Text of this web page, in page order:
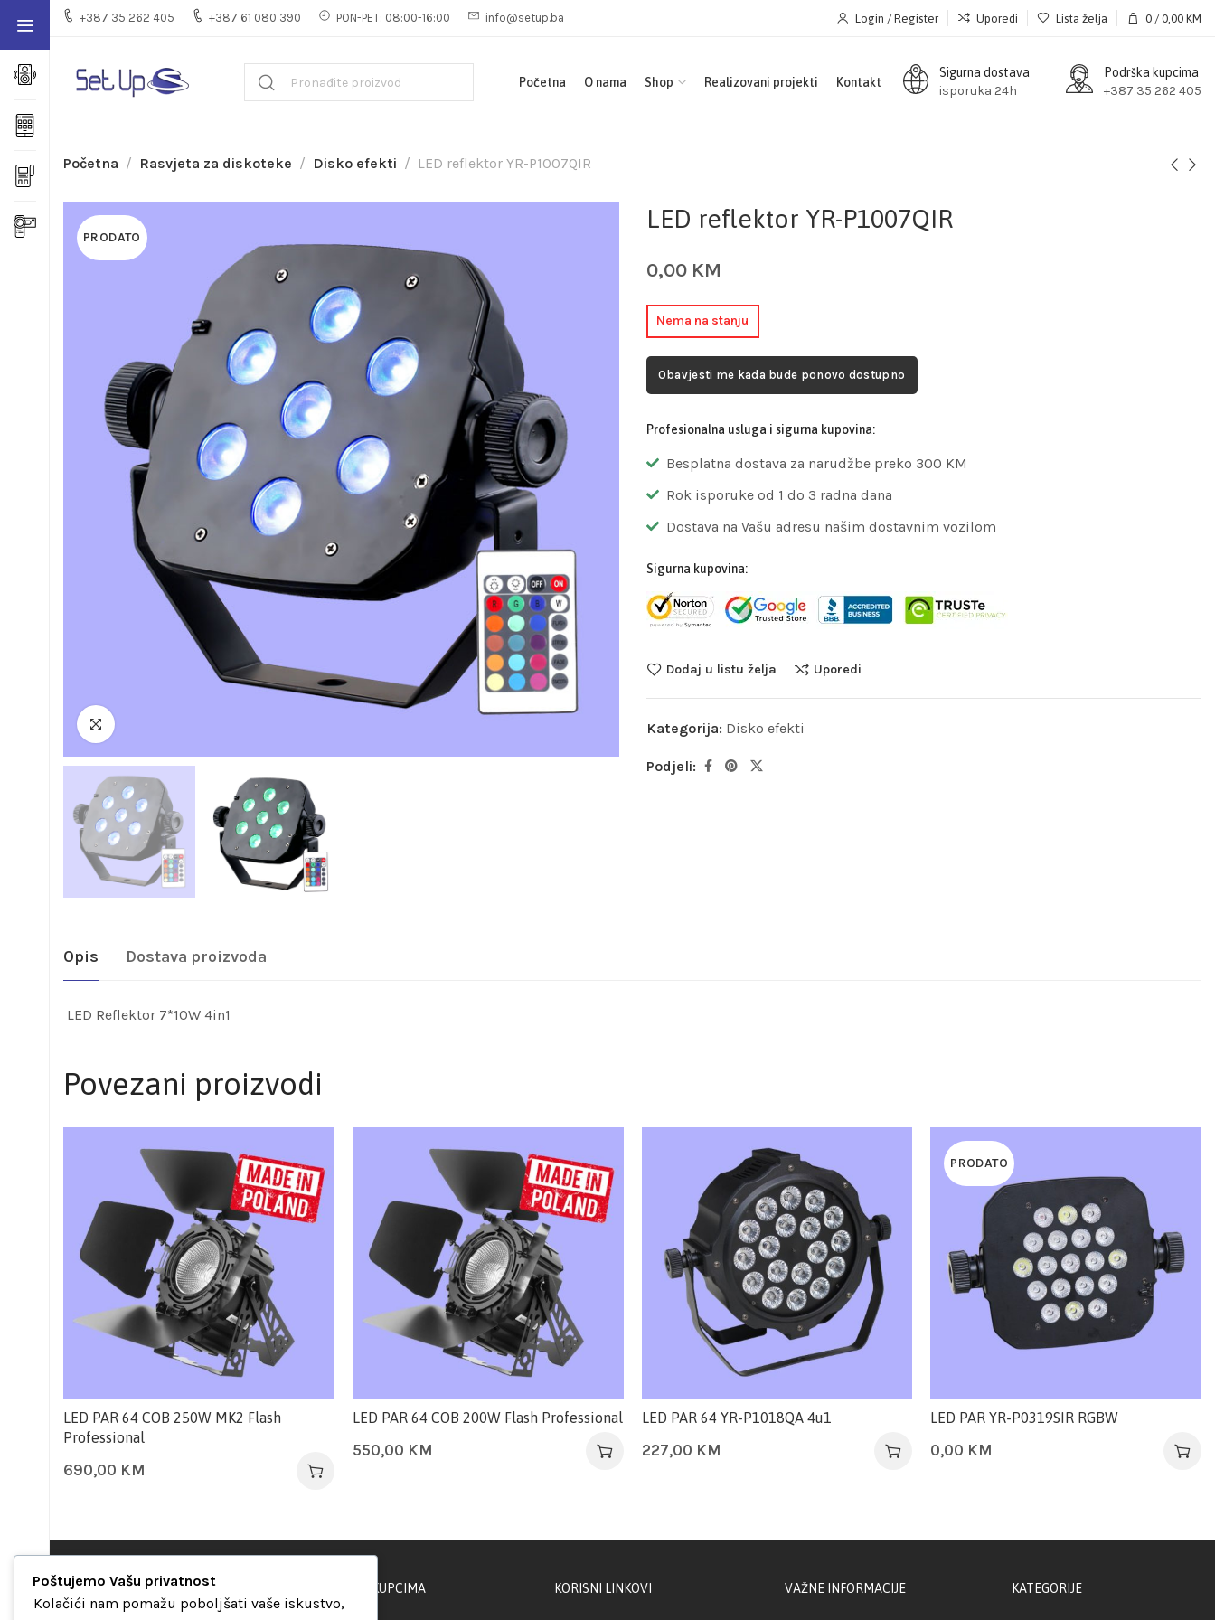
+387 35 262 405 +387 61 080 390 PON-PET: 08:00-16:00 info@setup.ba Login / Register Uporedi Lista želja 0 / 0,00 KM
Početna O nama Shop Realizovani projekti Kontakt
Sigurna dostava
isporuka 24h
Podrška kupcima
+387 35 262 405
Početna Rasvjeta za diskoteke Disko efekti LED reflektor YR-P1007QIR
PRODATO
LED reflektor YR-P1007QIR
0,00 KM
Nema na stanju
Obavjesti me kada bude ponovo dostupno
Profesionalna usluga i sigurna kupovina:
Besplatna dostava za narudžbe preko 300 KM
Rok isporuke od 1 do 3 radna dana
Dostava na Vašu adresu našim dostavnim vozilom
Sigurna kupovina:
Dodaj u listu želja Uporedi
Kategorija: Disko efekti
Podjeli:
Opis Dostava proizvoda
LED Reflektor 7*10W 4in1
Povezani proizvodi
LED PAR 64 COB 250W MK2 Flash
Professional
690,00 KM
LED PAR 64 COB 200W Flash Professional
550,00 KM
LED PAR 64 YR-P1018QA 4u1
227,00 KM
PRODATO
LED PAR YR-P0319SIR RGBW
0,00 KM
“Set Up S” d.o.o.
Maršala Tita b.b.
PODRŠKA KUPCIMA KORISNI LINKOVI VAŽNE INFORMACIJE KATEGORIJE
Poštujemo Vašu privatnost
Kolačići nam pomažu poboljšati vaše iskustvo,